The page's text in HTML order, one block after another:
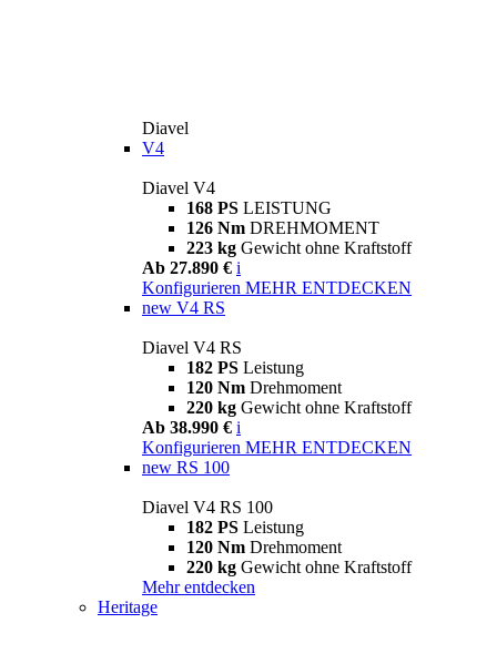
Diavel
V4
Diavel V4
168 PS LEISTUNG
126 Nm DREHMOMENT
223 kg Gewicht ohne Kraftstoff
Ab 27.890 € i
Konfigurieren MEHR ENTDECKEN
new V4 RS
Diavel V4 RS
182 PS Leistung
120 Nm Drehmoment
220 kg Gewicht ohne Kraftstoff
Ab 38.990 € i
Konfigurieren MEHR ENTDECKEN
new RS 100
Diavel V4 RS 100
182 PS Leistung
120 Nm Drehmoment
220 kg Gewicht ohne Kraftstoff
Mehr entdecken
Heritage